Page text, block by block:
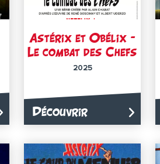
Astérix et Obélix –
Le combat des Chefs
2025
Découvrir